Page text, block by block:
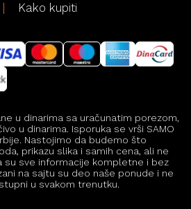
Kako kupiti
u dinarima sa uračunatim porezom,
u dinarima. Isporuka se vrši SAMO
Nastojimo da budemo što
prikazu slika i samih cena, ali ne
su sve informacije kompletne i bez
na sajtu su deo naše ponude i ne
u svakom trenutku.